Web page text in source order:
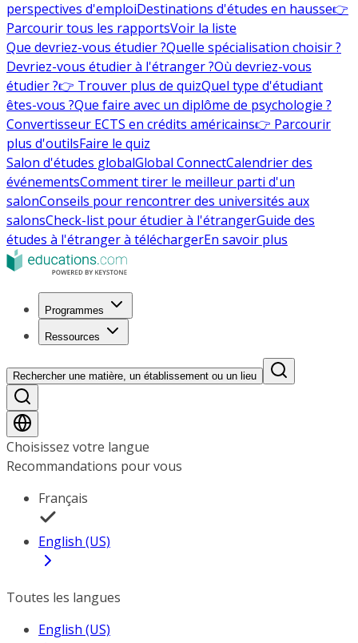
perspectives d'emploiDestinations d'études en hausse👉
Parcourir tous les rapportsVoir la liste
Que devriez-vous étudier ?Quelle spécialisation choisir ?
Devriez-vous étudier à l'étranger ?Où devriez-vous
étudier ?👉 Trouver plus de quizQuel type d'étudiant
êtes-vous ?Que faire avec un diplôme de psychologie ?
Convertisseur ECTS en crédits américains👉 Parcourir
plus d'outilsFaire le quiz
Salon d'études globalGlobal ConnectCalendrier des
événementsComment tirer le meilleur parti d'un
salonConseils pour rencontrer des universités aux
salonsCheck-list pour étudier à l'étrangerGuide des
études à l'étranger à téléchargerEn savoir plus
Programmes
Ressources
Rechercher une matière, un établissement ou un lieu
Choisissez votre langue
Recommandations pour vous
Français
English (US)
Toutes les langues
English (US)